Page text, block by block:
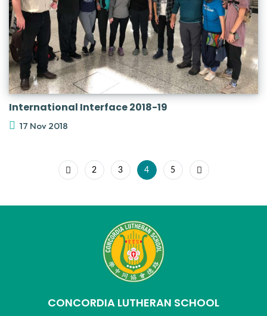
International Interface 2018-19
17 Nov 2018
2 3 4 5
CONCORDIA LUTHERAN SCHOOL